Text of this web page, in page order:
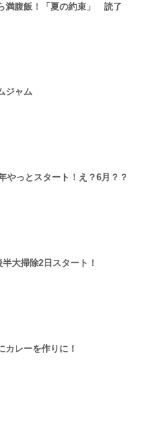
満腹飯！「夏の約束」 読了
ジャム
やっとスタート！え？6月？？
半大掃除2日スタート！
カレーを作りに！